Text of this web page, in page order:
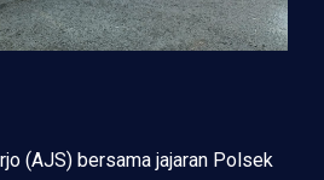
(AJS) bersama jajaran Polsek